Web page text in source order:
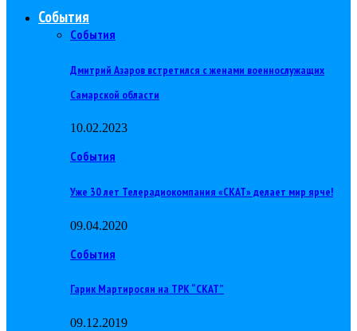
События
События
Дмитрий Азаров встретился с женами военнослужащих
Самарской области
10.02.2023
События
Уже 30 лет Телерадиокомпания «СКАТ» делает мир ярче!
09.04.2020
События
Гарик Мартиросян на ТРК “СКАТ”
09.12.2019